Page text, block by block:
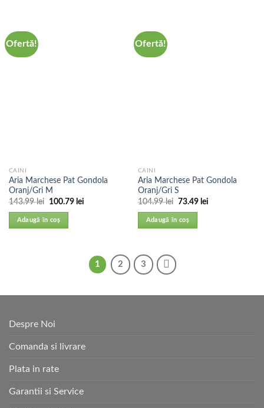
Ofertă!
CAINI
Aria Marchese Pat Gondola
Oranj/Gri M
143.99lei 100.79 lei
Adaugă în coș
Ofertă!
CAINI
Aria Marchese Pat Gondola
Oranj/Gri S
104.99lei 73.49 lei
Adaugă în coș
1 2 3
Despre Noi
Comanda si livrare
Plata in rate
Garantii si Service